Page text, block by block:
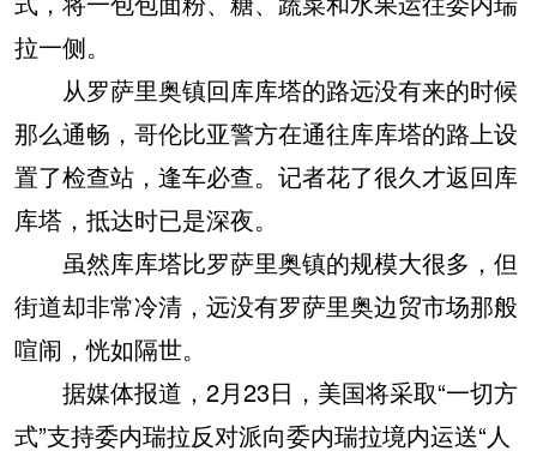
拉一侧。
从罗萨里奥镇回库库塔的路远没有来的时候
那么通畅，哥伦比亚警方在通往库库塔的路上设
置了检查站，逢车必查。记者花了很久才返回库
库塔，抵达时已是深夜。
虽然库库塔比罗萨里奥镇的规模大很多，但
街道却非常冷清，远没有罗萨里奥边贸市场那般
喧闹，恍如隔世。
据媒体报道，2月23日，美国将采取“一切方
式”支持委内瑞拉反对派向委内瑞拉境内运送“人